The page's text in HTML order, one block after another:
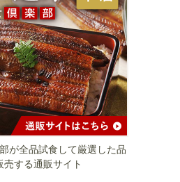
が全品試食して厳選した品
売する通販サイト